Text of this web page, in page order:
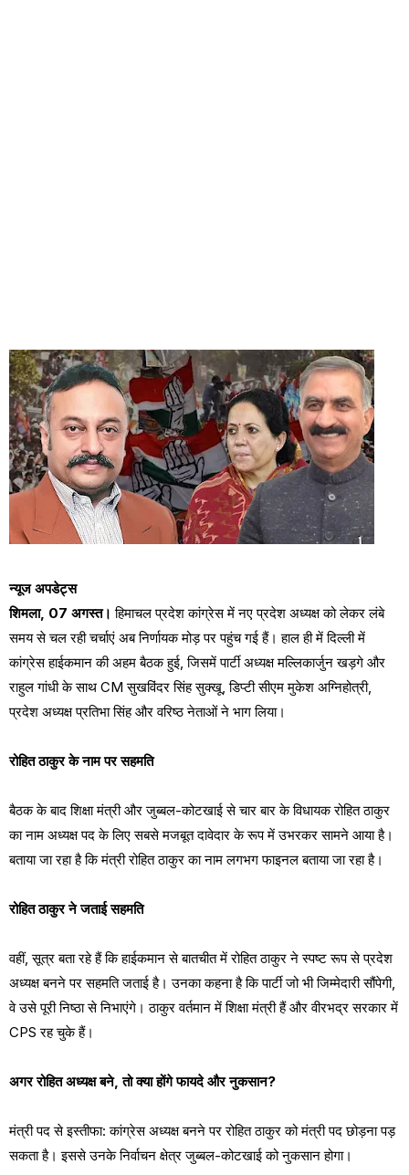
न्यूज अपडेट्स
शिमला, 07 अगस्त। हिमाचल प्रदेश कांग्रेस में नए प्रदेश अध्यक्ष को लेकर लंबे
समय से चल रही चर्चाएं अब निर्णायक मोड़ पर पहुंच गई हैं। हाल ही में दिल्ली में
कांग्रेस हाईकमान की अहम बैठक हुई, जिसमें पार्टी अध्यक्ष मल्लिकार्जुन खड़गे और
राहुल गांधी के साथ CM सुखविंदर सिंह सुक्खू, डिप्टी सीएम मुकेश अग्निहोत्री,
प्रदेश अध्यक्ष प्रतिभा सिंह और वरिष्ठ नेताओं ने भाग लिया।
रोहित ठाकुर के नाम पर सहमति
बैठक के बाद शिक्षा मंत्री और जुब्बल-कोटखाई से चार बार के विधायक रोहित ठाकुर
का नाम अध्यक्ष पद के लिए सबसे मजबूत दावेदार के रूप में उभरकर सामने आया है।
बताया जा रहा है कि मंत्री रोहित ठाकुर का नाम लगभग फाइनल बताया जा रहा है।
रोहित ठाकुर ने जताई सहमति
वहीं, सूत्र बता रहे हैं कि हाईकमान से बातचीत में रोहित ठाकुर ने स्पष्ट रूप से प्रदेश
अध्यक्ष बनने पर सहमति जताई है। उनका कहना है कि पार्टी जो भी जिम्मेदारी सौंपेगी,
वे उसे पूरी निष्ठा से निभाएंगे। ठाकुर वर्तमान में शिक्षा मंत्री हैं और वीरभद्र सरकार में
CPS रह चुके हैं।
अगर रोहित अध्यक्ष बने, तो क्या होंगे फायदे और नुकसान?
मंत्री पद से इस्तीफा: कांग्रेस अध्यक्ष बनने पर रोहित ठाकुर को मंत्री पद छोड़ना पड़
सकता है। इससे उनके निर्वाचन क्षेत्र जुब्बल-कोटखाई को नुकसान होगा।